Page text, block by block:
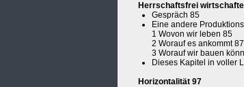
Herrschaftsfrei
Gespräch 85
Eine andere
1 Wovon wir leben 85
2 Worauf es ankommt 87
3 Worauf wir bauen
Dieses Kapitel in voller
Horizontalität 97